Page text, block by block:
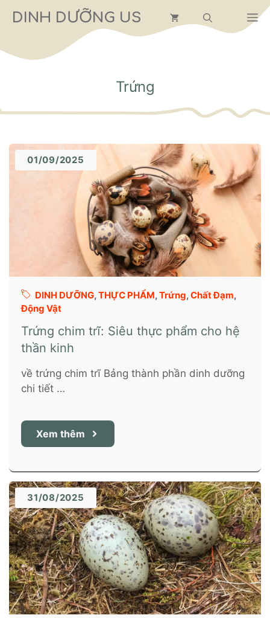
đến
dung
DINH DƯỠNG US
Trứng
01/09/2025
DINH DƯỠNG,THỰC PHẨM,Trứng,Chất Đạm,
Động Vật
Trứng chim trĩ: Siêu thực phẩm cho hệ
thần kinh
về trứng chim trĩ Bảng thành phần dinh dưỡng
chi tiết …
Xem thêm
31/08/2025